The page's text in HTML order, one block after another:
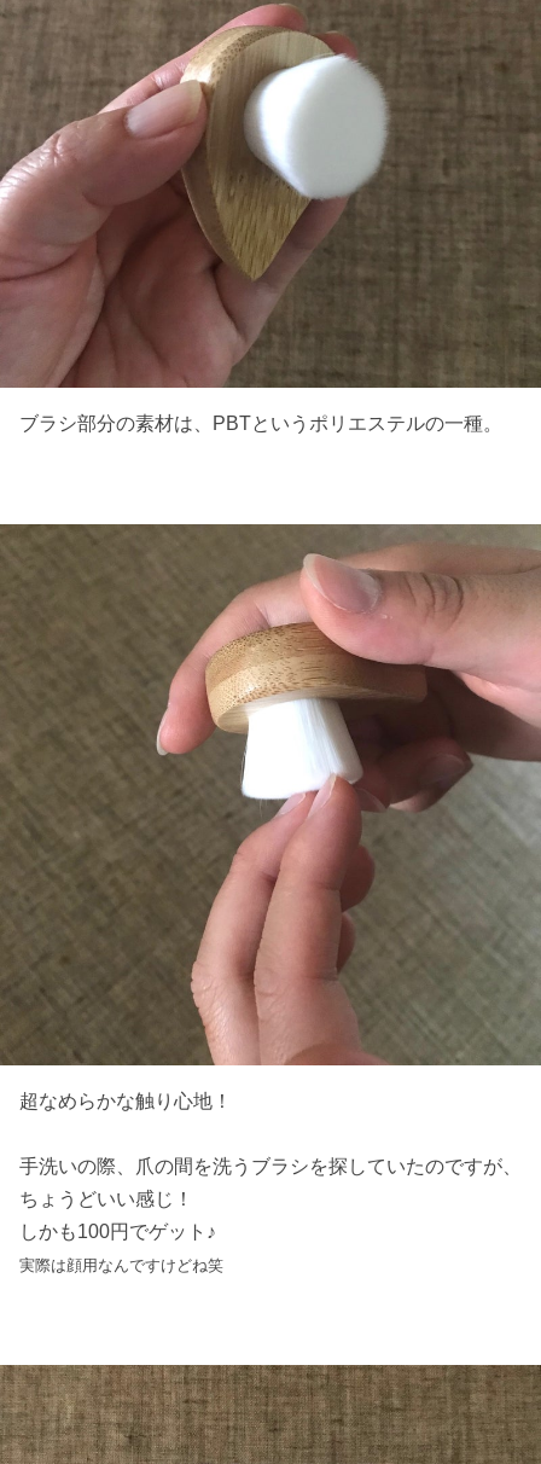
ブラシ部分の素材は、PBTというポリエステルの一種。
超なめらかな触り心地！
手洗いの際、爪の間を洗うブラシを探していたのですが、
ちょうどいい感じ！
しかも100円でゲット♪
実際は顔用なんですけどね笑